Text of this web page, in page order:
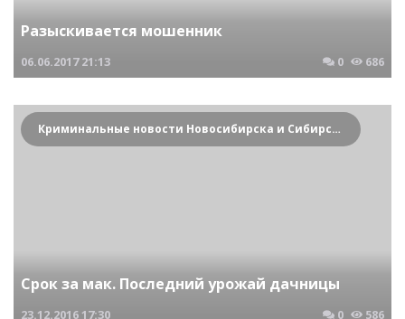
Разыскивается мошенник
06.06.2017 21:13 0 686
Криминальные новости Новосибирска и Сибирского региона
Срок за мак. Последний урожай дачницы
23.12.201617:30 0 586